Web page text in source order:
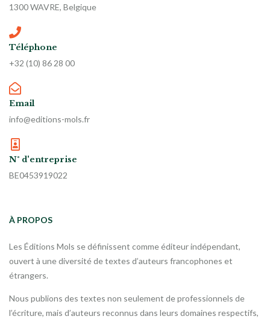
1300 WAVRE, Belgique
Téléphone
+32 (10) 86 28 00
Email
info@editions-mols.fr
N° d'entreprise
BE0453919022
À PROPOS
Les Éditions Mols se définissent comme éditeur indépendant,
ouvert à une diversité de textes d’auteurs francophones et
étrangers.
Nous publions des textes non seulement de professionnels de
l’écriture, mais d’auteurs reconnus dans leurs domaines respectifs,